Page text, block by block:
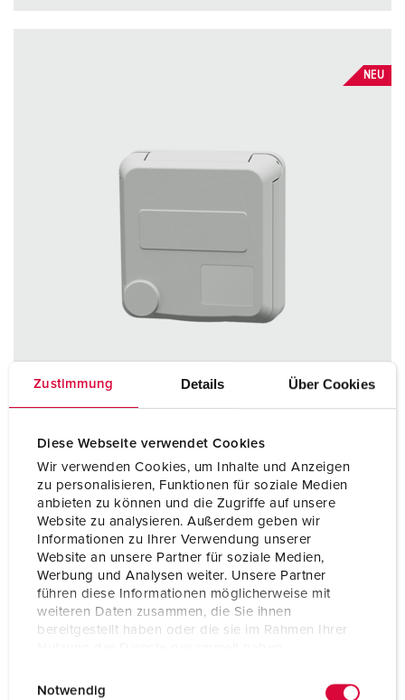
Zustimmung Details Über Cookies
Diese Webseite verwendet Cookies
Wir verwenden Cookies, um Inhalte und Anzeigen
zu personalisieren, Funktionen für soziale Medien
anbieten zu können und die Zugriffe auf unsere
Website zu analysieren. Außerdem geben wir
Informationen zu Ihrer Verwendung unserer
Website an unsere Partner für soziale Medien,
Werbung und Analysen weiter. Unsere Partner
führen diese Informationen möglicherweise mit
weiteren Daten zusammen, die Sie ihnen
bereitgestellt haben oder die sie im Rahmen Ihrer
Notwendig
NEU
Bestellnr. 4410
Schutzart
IP54
Ampere 16 A
Pole 3 p
Volt 230 V